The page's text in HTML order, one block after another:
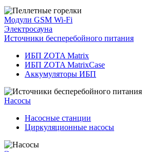
Модули GSM Wi-Fi
Электросауна
Источники бесперебойного питания
ИБП ZOTA Matrix
ИБП ZOTA MatrixCase
Аккумуляторы ИБП
Насосы
Насосные станции
Циркуляционные насосы